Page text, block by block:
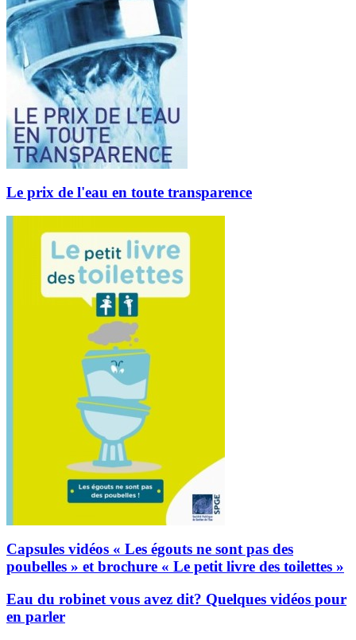
Le prix de l'eau en toute transparence
Capsules vidéos « Les égouts ne sont pas des
poubelles » et brochure « Le petit livre des toilettes »
Eau du robinet vous avez dit? Quelques vidéos pour
en parler